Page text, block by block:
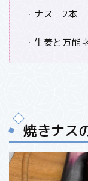
・ナス 2本
・生姜と万能
焼きナス